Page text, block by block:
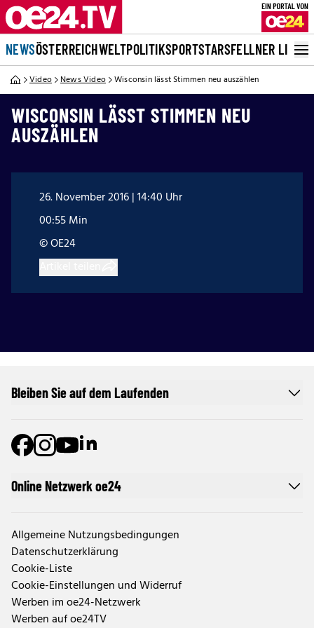
NEWSÖSTERREICHWELTPOLITIKSPORTSTARSFELLNER LIVE
Video News Video Wisconsin lässt Stimmen neu auszählen
WISCONSIN LÄSST STIMMEN NEU
AUSZÄHLEN
26. November 2016 | 14:40 Uhr
00:55 Min
© OE24
Online Netzwerk oe24
Allgemeine Nutzungsbedingungen
Datenschutzerklärung
Cookie-Liste
Cookie-Einstellungen und Widerruf
Werben im oe24-Netzwerk
Werben auf oe24TV
Bleiben Sie auf dem Laufenden